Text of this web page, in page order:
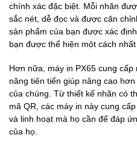
chính xác đặc biệt. Mỗi nhãn
sắc nét, dễ đọc và được căn
sản phẩm của bạn được xác
bạn được thể hiện một cách nhất
Hơn nữa, máy in PX65 cung
năng tiên tiến giúp nâng cao
của chúng. Từ thiết kế nhãn có
mã QR, các máy in này cung
và linh hoạt mà họ cần để đáp
của họ.